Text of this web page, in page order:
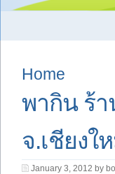
Home
พากิน ร้
จ.เชียงใ
January 3, 2012 by